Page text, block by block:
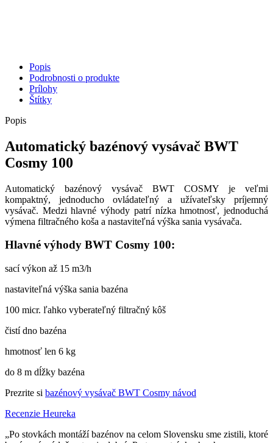
Popis
Podrobnosti o produkte
Prílohy
Štítky
Popis
Automatický bazénový vysávač BWT
Cosmy 100
Automatický bazénový vysávač BWT COSMY je veľmi
kompaktný, jednoducho ovládateľný a užívateľsky príjemný
vysávač. Medzi hlavné výhody patrí nízka hmotnosť, jednoduchá
výmena filtračného koša a nastaviteľná výška sania vysávača.
Hlavné výhody BWT Cosmy 100:
sací výkon až 15 m3/h
nastaviteľná výška sania bazéna
100 micr. ľahko vyberateľný filtračný kôš
čistí dno bazéna
hmotnosť len 6 kg
do 8 m dĺžky bazéna
Prezrite si bazénový vysávač BWT Cosmy návod
Recenzie Heureka
„Po stovkách montáží bazénov na celom Slovensku sme zistili, ktoré